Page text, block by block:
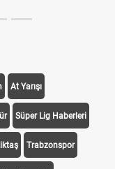
At Yarışı
Süper Lig Haberleri
Trabzonspor